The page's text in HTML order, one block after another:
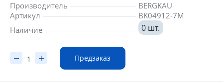
Производитель
BERGKAU
Артикул
BK04912-7M
Наличие
0 шт.
Предзаказ